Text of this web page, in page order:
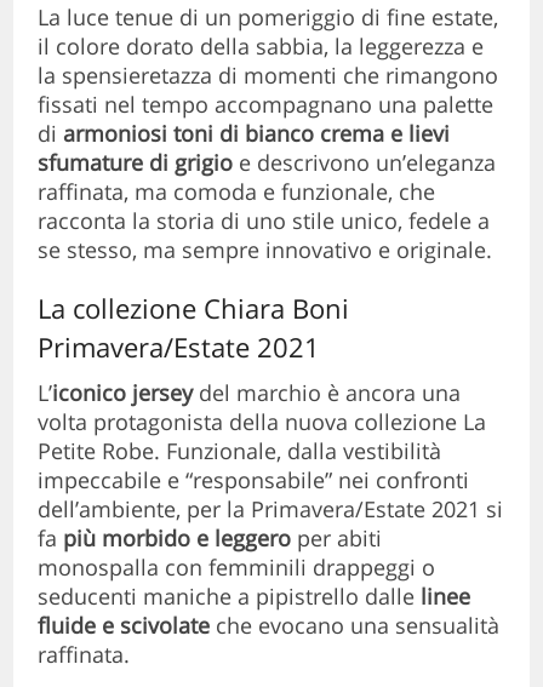
La luce tenue di un pomeriggio di fine estate,
il colore dorato della sabbia, la leggerezza e
la spensieretazza di momenti che rimangono
fissati nel tempo accompagnano una palette
di armoniosi toni di bianco crema e lievi
sfumature di grigio e descrivono un’eleganza
raffinata, ma comoda e funzionale, che
racconta la storia di uno stile unico, fedele a
se stesso, ma sempre innovativo e originale.
La collezione Chiara Boni
Primavera/Estate 2021
L’iconico jerseydel marchio è ancora una
volta protagonista della nuova collezione La
Petite Robe. Funzionale, dalla vestibilità
impeccabile e “responsabile” nei confronti
dell’ambiente, per la Primavera/Estate 2021 si
fa più morbido e leggero per abiti
monospalla con femminili drappeggi o
seducenti maniche a pipistrello dalle linee
fluide e scivolate che evocano una sensualità
raffinata.